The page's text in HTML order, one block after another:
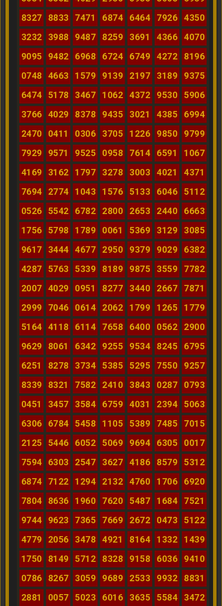
8327
8833 7471 6874 6464 7926
4350
3232
3988 9487 8259 3691 4366
4070
9095
9482 6968 6724 6749 4272
8196
0748
4663 1579 9139 2197 3189
9375
6474
5178 3467 1062 4372 9530
5906
3766
4029 8378 9435 3021 4385
6994
2470
0411 0306 3705 1226 9850
9799
7929
9571 9525 0958 7614 6591
1067
4169
3162 1797 3278 3003 4021
4371
7694
2774 1043 1576 5133 6046
5112
0526
5542 6782 2800 2653 2440
6663
1756
5798 1789 0061 5369 3129
3085
9617
3444 4677 2950 9379 9029
6382
4287
5763 5339 8189 9875 3559
7782
2007
4029 0951 8277 3440 2667
7871
2999
7046 0614 2062 1799 1265
1779
5164
4118 6114 7658 6400 0562
2900
9629
8061 6342 9255 9534 8245
6795
6251
8278 3734 5385 5295 7550
9257
8339
8321 7582 2410 3843 0287
0793
0451
3457 3584 6759 4031 2394
5063
6306
6784 5458 1105 5389 7485
7015
2125
5446 6052 5069 9694 6305
0017
7594
6303 2547 3627 4186 8579
5312
6874
7122 1294 2132 4760 1706
6920
7804
8636 1960 7620 5487 1684
7521
9744
9623 7365 7669 2672 0473
5122
4779
2056 3478 4921 8164 1332
1439
1750
8149 5712 8328 9158 6036
9410
0786
8267 3059 9689 2533 9932
8831
2881
0057 5023 6016 3635 5584 3472